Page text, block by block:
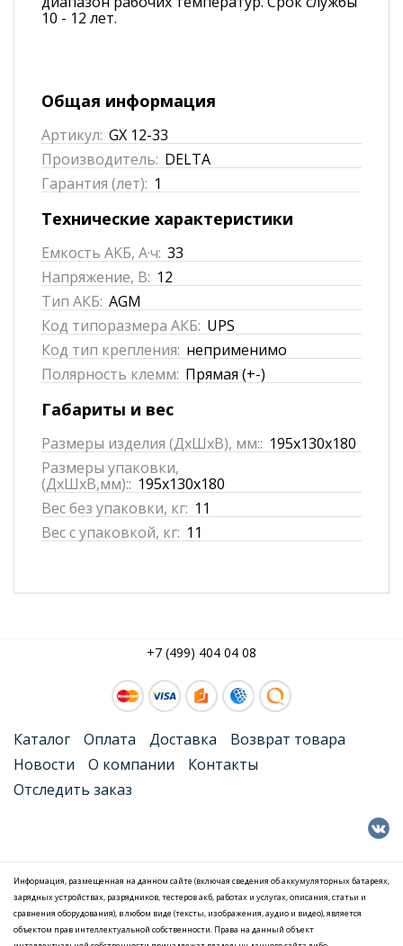
10 - 12 лет.
Общая информация
Артикул: GX 12-33
Производитель: DELTA
Гарантия (лет): 1
Технические характеристики
Емкость АКБ, А·ч: 33
Напряжение, В: 12
Тип АКБ: AGM
Код типоразмера АКБ: UPS
Код тип крепления: неприменимо
Полярность клемм: Прямая (+-)
Габариты и вес
Размеры изделия (ДхШхВ), мм:: 195x130x180
Размеры упаковки,
(ДхШхВ,мм):: 195x130x180
Вес без упаковки, кг: 11
Вес с упаковкой, кг: 11
+7 (499) 404 04 08
Каталог Оплата Доставка
Возврат товара
Новости
О компании
Контакты
Отследить заказ
Информация, размещенная на данном сайте (включая сведения об аккумуляторных батареях,
зарядных устройствах, разрядников, тестеров акб, работах и услугах, описания, статьи и
сравнения оборудования), в любом виде (тексты, изображения, аудио и видео), является
объектом прав интеллектуальной собственности. Права на данный объект